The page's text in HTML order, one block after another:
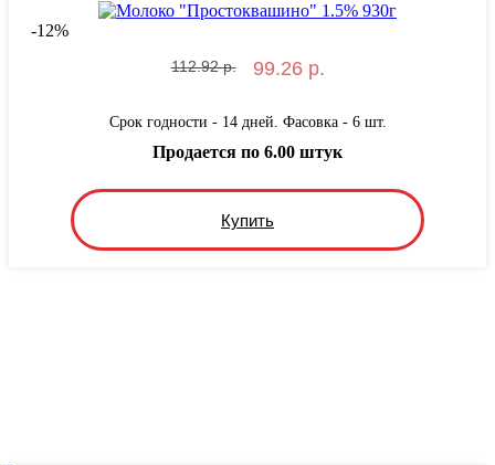
-12%
112.92 р. 99.26 р.
Срок годности - 14 дней. Фасовка - 6 шт.
Купить
Продается по 6.00 штук